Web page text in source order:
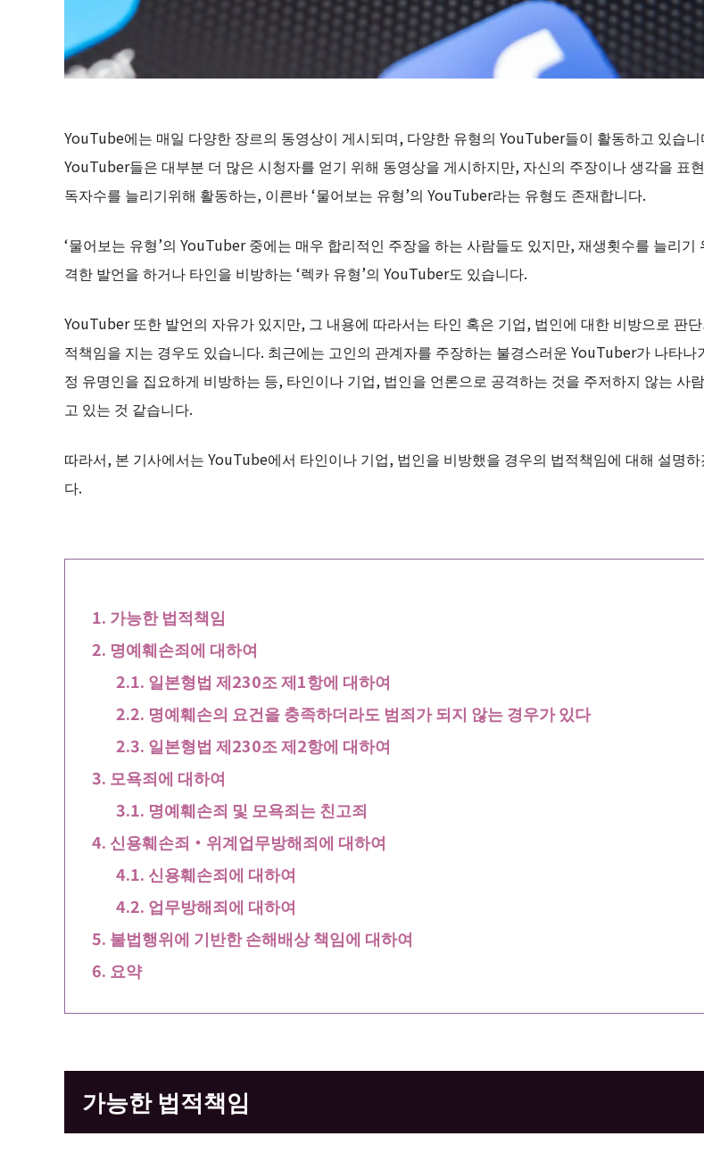
YouTube에는 매일 다양한 장르의 동영상이 게시되며, 다양한 유형의 YouTuber들이 활동하고 있습니
YouTuber들은 대부분 더 많은 시청자를 얻기 위해 동영상을 게시하지만, 자신의 주장이나 생각을 표
독자수를 늘리기위해 활동하는, 이른바 ‘물어보는 유형’의 YouTuber라는 유형도 존재합니다.
‘물어보는 유형’의 YouTuber 중에는 매우 합리적인 주장을 하는 사람들도 있지만, 재생횟수를 늘리기
격한 발언을 하거나 타인을 비방하는 ‘렉카 유형’의 YouTuber도 있습니다.
YouTuber 또한 발언의 자유가 있지만, 그 내용에 따라서는 타인 혹은 기업, 법인에 대한 비방으로 판
적책임을 지는 경우도 있습니다. 최근에는 고인의 관계자를 주장하는 불경스러운 YouTuber가 나타나
정 유명인을 집요하게 비방하는 등, 타인이나 기업, 법인을 언론으로 공격하는 것을 주저하지 않는 사
고 있는 것 같습니다.
따라서, 본 기사에서는 YouTube에서 타인이나 기업, 법인을 비방했을 경우의 법적책임에 대해 설명하
다.
가능한 법적책임
명예훼손죄에 대하여
일본형법 제230조 제1항에 대하여
명예훼손의 요건을 충족하더라도 범죄가 되지 않는 경우가 있다
일본형법 제230조 제2항에 대하여
모욕죄에 대하여
명예훼손죄 및 모욕죄는 친고죄
신용훼손죄・위계업무방해죄에 대하여
신용훼손죄에 대하여
업무방해죄에 대하여
불법행위에 기반한 손해배상 책임에 대하여
요약
가능한 법적책임